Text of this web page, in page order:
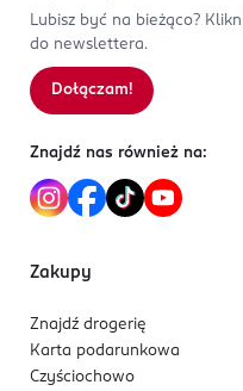
Lubisz być na bieżąco?
do newslettera.
Dołączam!
Znajdź nas również na:
Zakupy
Znajdź drogerię
Karta podarunkowa
Czyściochowo